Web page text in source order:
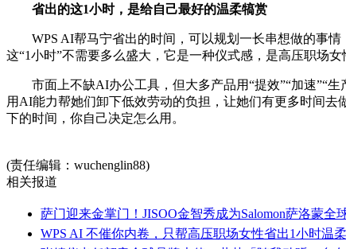
省出的这1小时，是给自己最好的温柔犒赏
WPS AI帮马宁省出的时间，可以规划一长串想做的事情
这“1小时”不需要多么盛大，它是一种仪式感，是高压职场女
市面上不缺AI办公工具，但大多产品用“提效”“加速”“生
用AI能力帮她们卸下低效劳动的负担，让她们有更多时间
下的时间，你自己决定怎么用。
(责任编辑：wuchenglin88)
相关报道
萨门迎来金掌门！JISOO金智秀成为Salomon萨洛蒙全
WPS AI 不催你内卷，只帮高压职场女性省出1小时温